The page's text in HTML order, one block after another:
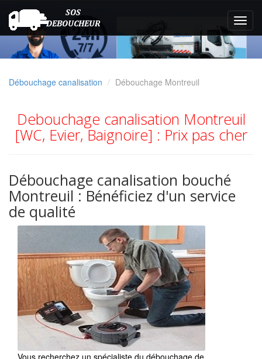
Débouchage canalisation Débouchage Montreuil
Debouchage canalisation Montreuil
[WC, Evier, Baignoire] : Prix pas cher
Débouchage canalisation bouché
Montreuil : Bénéficiez d'un service
de qualité
Vous recherchez un spécialiste du débouchage de